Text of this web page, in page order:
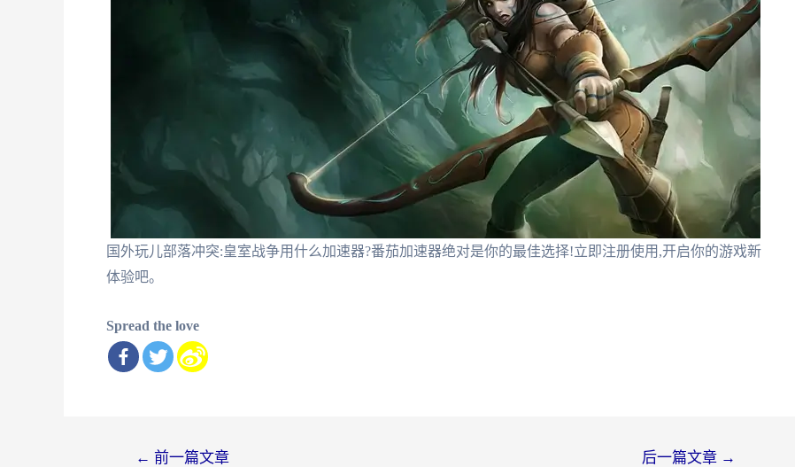
国外玩儿部落冲突:皇室战争用什么加速器?番茄加速器绝对是你的最佳选择!立即注册使用,开启你的游戏新
体验吧。
Spread the love
← 前一篇文章 后一篇文章 →